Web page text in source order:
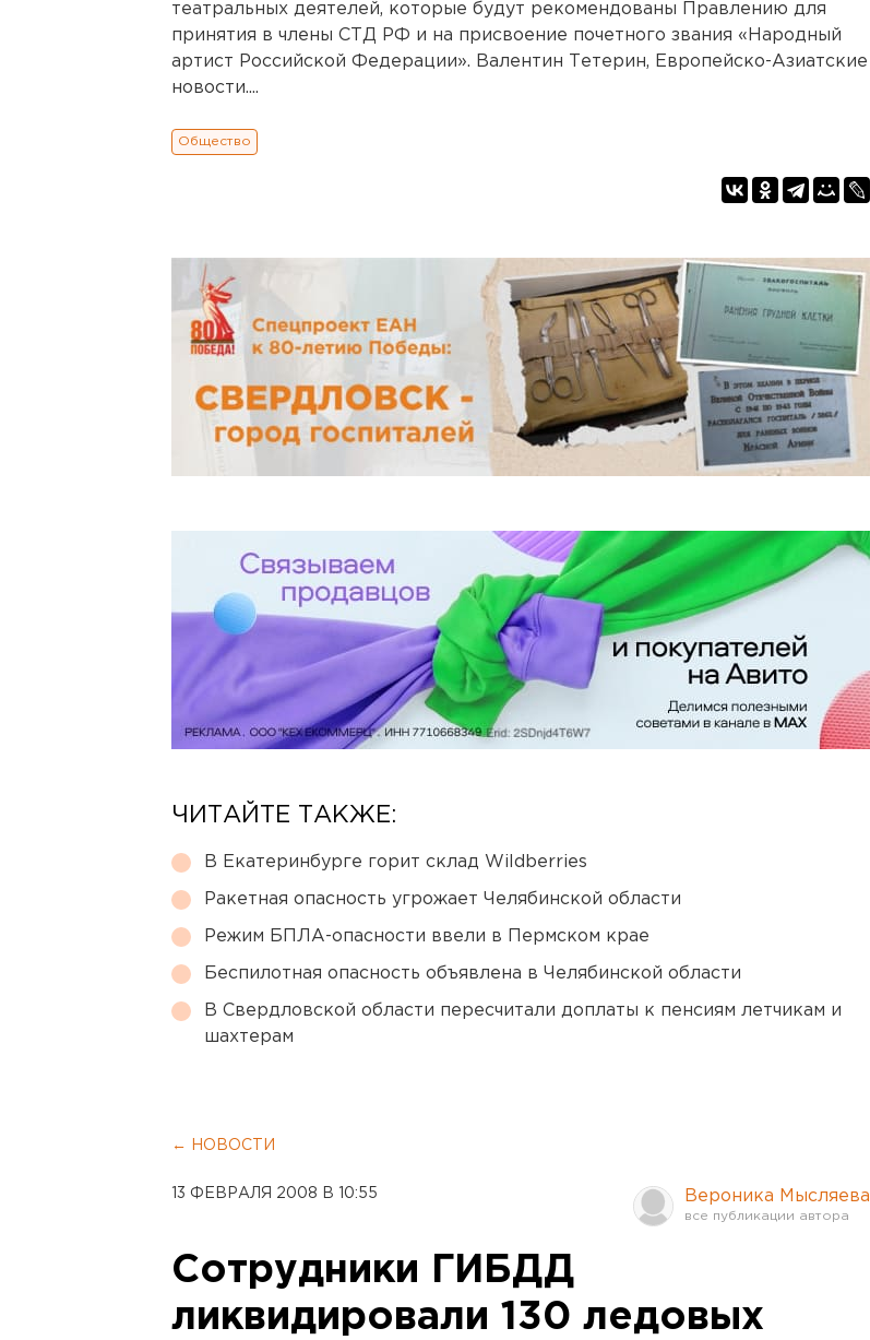
театральных деятелей, которые будут рекомендованы Правлению для
принятия в члены СТД РФ и на присвоение почетного звания «Народный
артист Российской Федерации». Валентин Тетерин, Европейско-Азиатские
новости....
Общество
ЧИТАЙТЕ ТАКЖЕ:
В Екатеринбурге горит склад Wildberries
Ракетная опасность угрожает Челябинской области
Режим БПЛА-опасности ввели в Пермском крае
Беспилотная опасность объявлена в Челябинской области
В Свердловской области пересчитали доплаты к пенсиям летчикам и
шахтерам
← НОВОСТИ
13 ФЕВРАЛЯ 2008 В 10:55 Вероника Мысляева
Сотрудники ГИБДД
ликвидировали 130 ледовых